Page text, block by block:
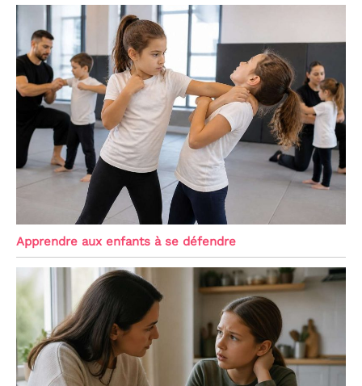
Apprendre aux enfants à se défendre